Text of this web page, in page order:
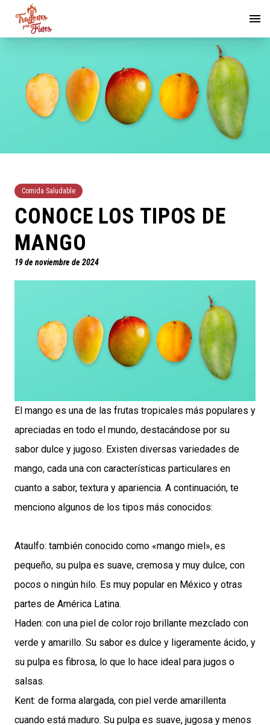
Comida Saludable
CONOCE LOS TIPOS DE
MANGO
19 de noviembre de 2024
El mango es una de las frutas tropicales más populares y
apreciadas en todo el mundo, destacándose por su
sabor dulce y jugoso. Existen diversas variedades de
mango, cada una con características particulares en
cuanto a sabor, textura y apariencia. A continuación, te
menciono algunos de los tipos más conocidos:
Ataulfo: también conocido como «mango miel», es
pequeño, su pulpa es suave, cremosa y muy dulce, con
pocos o ningún hilo. Es muy popular en México y otras
partes de América Latina.
Haden: con una piel de color rojo brillante mezclado con
verde y amarillo. Su sabor es dulce y ligeramente ácido, y
su pulpa es fibrosa, lo que lo hace ideal para jugos o
salsas.
Kent: de forma alargada, con piel verde amarillenta
cuando está maduro. Su pulpa es suave, jugosa y menos